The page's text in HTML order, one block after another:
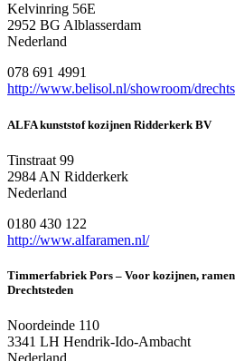
Kelvinring 56E
2952 BG Alblasserdam
Nederland
078 691 4991
http://www.belisol.nl/showroom/
ALFA kunststof kozijnen Ridderkerk BV
Tinstraat 99
2984 AN Ridderkerk
Nederland
0180 430 122
http://www.alfaramen.nl/
Timmerfabriek Pors – Voor kozijnen,
Drechtsteden
Noordeinde 110
3341 LH Hendrik-Ido-Ambacht
Nederland